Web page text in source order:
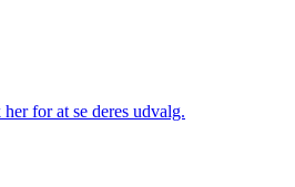
for at se deres udvalg.